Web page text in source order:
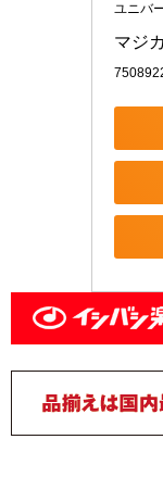
ユニバ
マジ